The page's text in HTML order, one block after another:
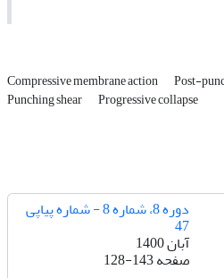
Compressive membrane action Post-
Punching shear Progressive collapse
دوره 8، شماره 8 - شماره پیاپی
47
آبان 1400
صفحه128-143